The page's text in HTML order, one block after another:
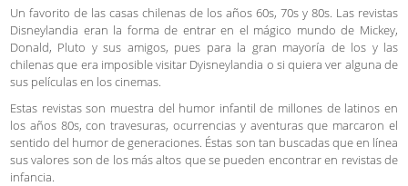
Un favorito de las casas chilenas de los años 60s, 70s y 80s. Las revistas
Disneylandia eran la forma de entrar en el mágico mundo de Mickey,
Donald, Pluto y sus amigos, pues para la gran mayoría de los y las
chilenas que era imposible visitar Dyisneylandia o si quiera ver alguna de
sus películas en los cinemas.
Estas revistas son muestra del humor infantil de millones de latinos en
los años 80s, con travesuras, ocurrencias y aventuras que marcaron el
sentido del humor de generaciones. Éstas son tan buscadas que en línea
sus valores son de los más altos que se pueden encontrar en revistas de
infancia.